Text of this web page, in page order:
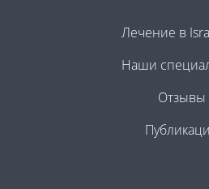
Лечение в
Наши
Отзывы